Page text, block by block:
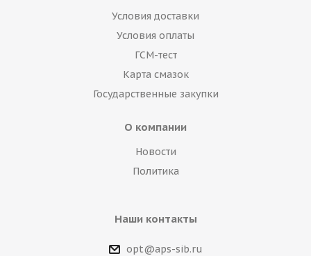
Условия доставки
Условия оплаты
ГСМ-тест
Карта смазок
Государственные закупки
О компании
Новости
Политика
Наши контакты
opt@aps-sib.ru